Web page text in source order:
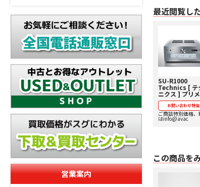
営業案内
最近閲覧し
SU-R1000
Technics [ テ
ニクス ] プリ
ンアンプ 【価
問い合わせ用】
お問い合わせ特価
ご商談特別価格、
はinfo@avac
この商品を